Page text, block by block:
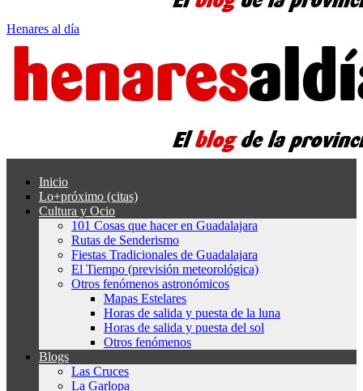
Henares al día
Inicio
Lo+próximo (citas)
Cultura y Ocio
101 Cosas que hacer en Guadalajara
Rutas de Senderismo
Fiestas Tradicionales de Guadalajara
El Tiempo (previsión meteorológica)
Otros fenómenos astronómicos
Mapas Estelares
Horas de salida y puesta de la luna
Horas de salida y puesta del sol
Otros fenómenos
Blogs
Las Cruces
La Garlopa